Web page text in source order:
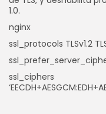
1.0.
nginx
ssl_protocols TLSv1.2
ssl_ciphers